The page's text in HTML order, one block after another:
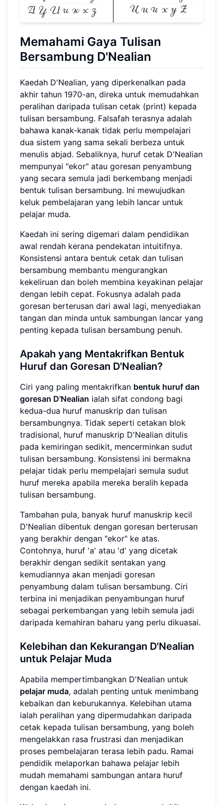
Memahami Gaya Tulisan
Bersambung D'Nealian
Kaedah D'Nealian, yang diperkenalkan pada
akhir tahun 1970-an, direka untuk memudahkan
peralihan daripada tulisan cetak (print) kepada
tulisan bersambung. Falsafah terasnya adalah
bahawa kanak-kanak tidak perlu mempelajari
dua sistem yang sama sekali berbeza untuk
menulis abjad. Sebaliknya, huruf cetak D'Nealian
mempunyai "ekor" atau goresan penyambung
yang secara semula jadi berkembang menjadi
bentuk tulisan bersambung. Ini mewujudkan
keluk pembelajaran yang lebih lancar untuk
pelajar muda.
Kaedah ini sering digemari dalam pendidikan
awal rendah kerana pendekatan intuitifnya.
Konsistensi antara bentuk cetak dan tulisan
bersambung membantu mengurangkan
kekeliruan dan boleh membina keyakinan pelajar
dengan lebih cepat. Fokusnya adalah pada
goresan berterusan dari awal lagi, menyediakan
tangan dan minda untuk sambungan lancar yang
penting kepada tulisan bersambung penuh.
Apakah yang Mentakrifkan Bentuk
Huruf dan Goresan D'Nealian?
Ciri yang paling mentakrifkan bentuk huruf dan
goresan D'Nealian ialah sifat condong bagi
kedua-dua huruf manuskrip dan tulisan
bersambungnya. Tidak seperti cetakan blok
tradisional, huruf manuskrip D'Nealian ditulis
pada kemiringan sedikit, mencerminkan sudut
tulisan bersambung. Konsistensi ini bermakna
pelajar tidak perlu mempelajari semula sudut
huruf mereka apabila mereka beralih kepada
tulisan bersambung.
Tambahan pula, banyak huruf manuskrip kecil
D'Nealian dibentuk dengan goresan berterusan
yang berakhir dengan "ekor" ke atas.
Contohnya, huruf 'a' atau 'd' yang dicetak
berakhir dengan sedikit sentakan yang
kemudiannya akan menjadi goresan
penyambung dalam tulisan bersambung. Ciri
terbina ini menjadikan penyambungan huruf
sebagai perkembangan yang lebih semula jadi
daripada kemahiran baharu yang perlu dikuasai.
Kelebihan dan Kekurangan D'Nealian
untuk Pelajar Muda
Apabila mempertimbangkan D'Nealian untuk
pelajar muda, adalah penting untuk menimbang
kebaikan dan keburukannya. Kelebihan utama
ialah peralihan yang dipermudahkan daripada
cetak kepada tulisan bersambung, yang boleh
mengelakkan rasa frustrasi dan menjadikan
proses pembelajaran terasa lebih padu. Ramai
pendidik melaporkan bahawa pelajar lebih
mudah memahami sambungan antara huruf
dengan kaedah ini.